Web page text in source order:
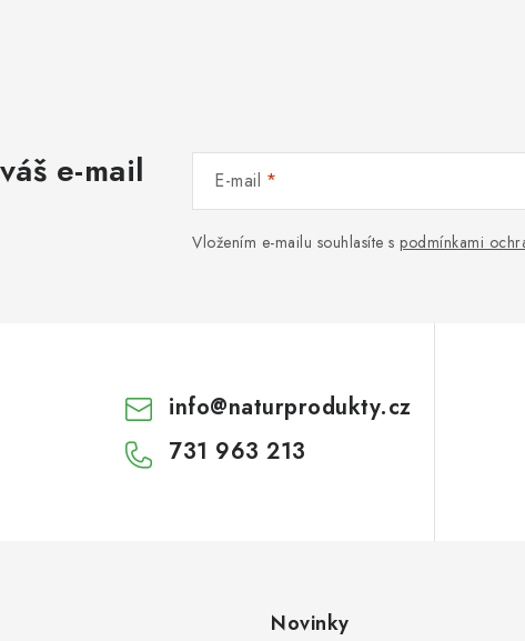
e-mail E-mail
Vložením e-mailu souhlasíte s podmínkami
info@naturprodukty.cz
731 963 213
Novinky